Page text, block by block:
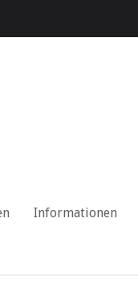
Informationen